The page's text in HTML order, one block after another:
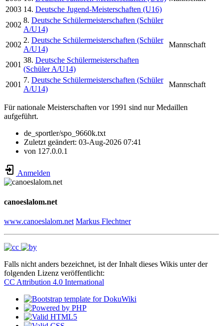
2003 14. Deutsche Jugend-Meisterschaften (U16)
2002
8. Deutsche Schülermeisterschaften (Schüler
A/U14)
2002
2. Deutsche Schülermeisterschaften (Schüler
A/U14)
Mannschaft
2001
38. Deutsche Schülermeisterschaften
(Schüler A/U14)
2001
7. Deutsche Schülermeisterschaften (Schüler
A/U14)
Mannschaft
Für nationale Meisterschaften vor 1991 sind nur Medaillen
aufgeführt.
de_sportler/spo_9660k.txt
Zuletzt geändert: 03-Aug-2026 07:41
von 127.0.0.1
Anmelden
canoeslalom.net
www.canoeslalom.net Markus Flechtner
Falls nicht anders bezeichnet, ist der Inhalt dieses Wikis unter der
folgenden Lizenz veröffentlicht:
CC Attribution 4.0 International